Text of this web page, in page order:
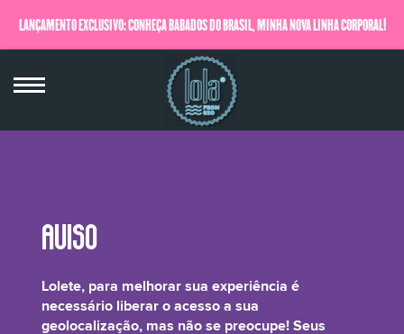
LANÇAMENTO EXCLUSIVO: CONHEÇA BABADOS DO BRASIL, MINHA NOVA LINHA CORPORAL!
QUERO SABER MAIS
Linum Usitatissimum (Linseed) Seed
Extract*
Lolete, para melhorar sua experiência é
necessário liberar o acesso a sua
geolocalização, mas não se preocupe! Seus